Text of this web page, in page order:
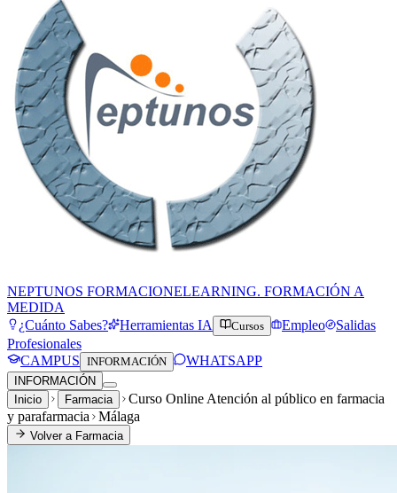
NEPTUNOS FORMACIONELEARNING. FORMACIÓN A
MEDIDA
¿Cuánto Sabes?
Herramientas IA Cursos Empleo
Salidas
Profesionales
CAMPUS INFORMACIÓN WHATSAPP
INFORMACIÓN
Inicio
Farmacia
Curso Online Atención al público en farmacia
y parafarmacia
Málaga
Volver a Farmacia